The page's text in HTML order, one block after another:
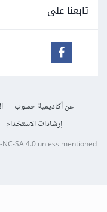
تابعنا على
عن أكاديمية حسوب
إرشادات الاستخدام
NC-SA 4.0unless mentioned